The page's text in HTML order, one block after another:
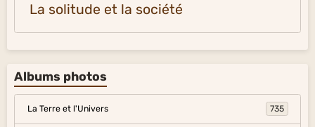
La solitude et la société
Albums photos
La Terre et l'Univers 735